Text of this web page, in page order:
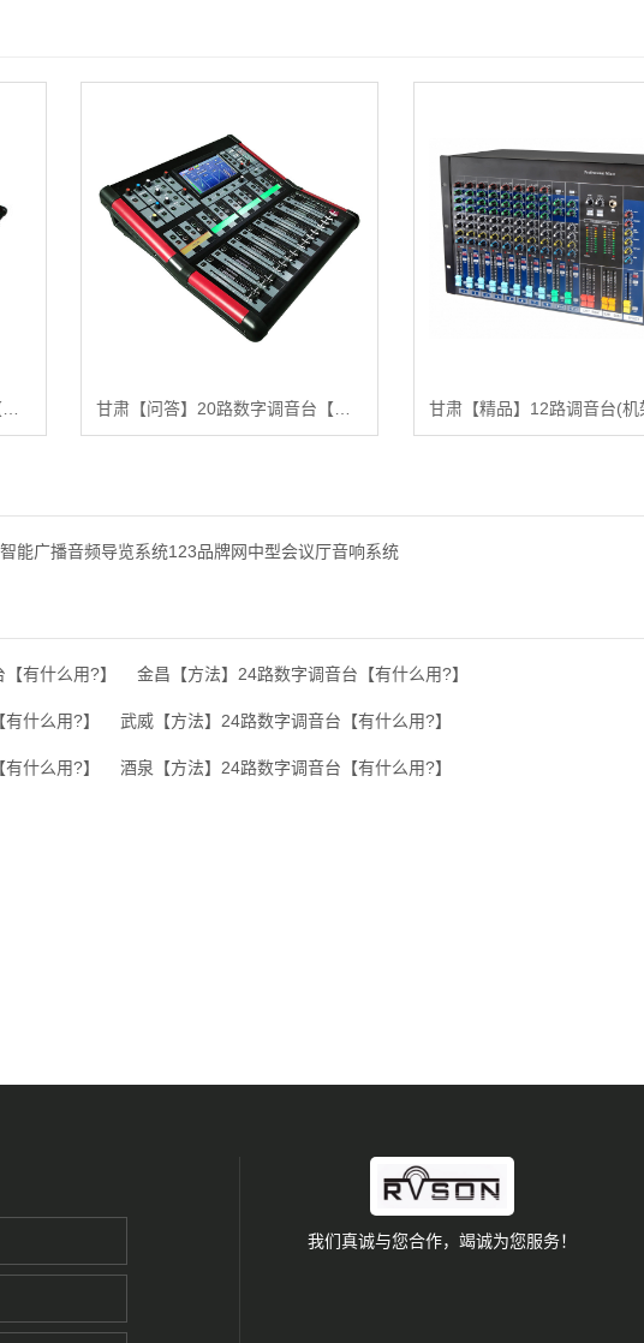
甘肃【技巧】24路数字调音台【有哪些?】
能广播音频导览系统123品牌网中型会议厅音响系统
有什么用?】 金昌【方法】24路数字调音台【有什么用?】
什么用?】 武威【方法】24路数字调音台【有什么用?】
什么用?】 酒泉【方法】24路数字调音台【有什么用?】
我们真诚与您合作，竭诚为您服务！